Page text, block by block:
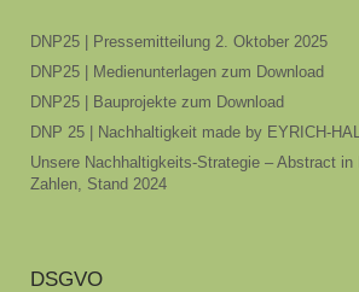
DNP25 | Pressemitteilung 2. Oktober 2025
DNP25 | Medienunterlagen zum Download
DNP25 | Bauprojekte zum Download
DNP 25 | Nachhaltigkeit made by EYRICH-
Unsere Nachhaltigkeits-Strategie – Abstract in
Zahlen, Stand 2024
DSGVO